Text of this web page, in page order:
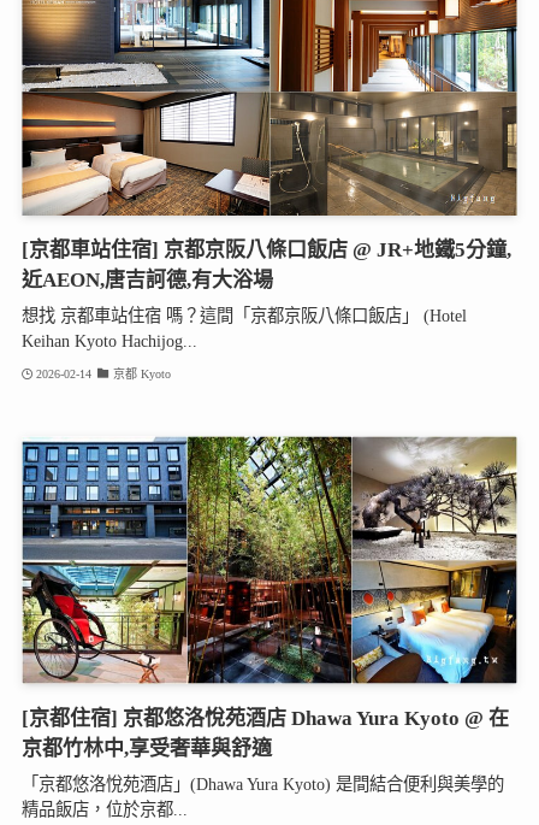
[京都車站住宿] 京都京阪八條口飯店 @ JR+地鐵5分鐘,
近AEON,唐吉訶德,有大浴場
想找 京都車站住宿 嗎？這間「京都京阪八條口飯店」 (Hotel
Keihan Kyoto Hachijog...
2026-02-14 京都 Kyoto
[京都住宿] 京都悠洛悅苑酒店 Dhawa Yura Kyoto @ 在
京都竹林中,享受奢華與舒適
「京都悠洛悅苑酒店」(Dhawa Yura Kyoto) 是間結合便利與美學的
精品飯店，位於京都...